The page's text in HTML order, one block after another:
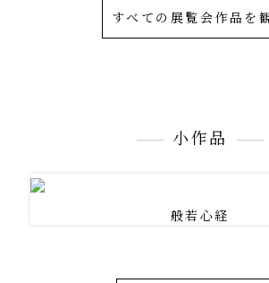
すべての展覧会作品を
小作品
般若心経